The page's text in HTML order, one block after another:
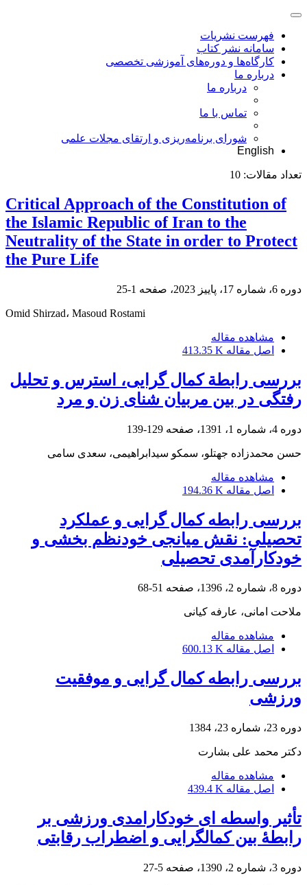
فهرست نشریات
سامانه نشر کتاب
کارگاه‌ها و دوره‌های آموزشی تخصصی
درباره ما
درباره ما
تماس با ما
شورای برنامه‌ریزی و ارتقای مجلات علمی
English
تعداد مقالات: 10
Critical Approach of the Constitution of
the Islamic Republic of Iran to the
Neutrality of the State in order to Protect
the Pure Life
دوره 6، شماره 17، پاییز 2023، صفحه 1-25
Omid Shirzad، Masoud Rostami
مشاهده مقاله
اصل مقاله 413.35 K
بررسی رابطة کمال گرایی، استرس و تحلیل
رفتگی در بین مربیان شنای زن و مرد
دوره 4، شماره 1، 1391، صفحه 129-139
حسن محمدزاده جهتلو، سمکو سیدابراهیمی، سعدی سامی
مشاهده مقاله
اصل مقاله 194.36 K
بررسی رابطه کمال گرایی و عملکرد
تحصیلی: نقش میانجی خودنظم بخشی و
خودکارآمدی تحصیلی
دوره 8، شماره 2، 1396، صفحه 51-68
ملاحت امانی، عارفه کیانی
مشاهده مقاله
اصل مقاله 600.13 K
بررسی رابطه کمال گرایی و موفقیت
ورزشی
دوره 23، شماره 23، 1384
دکتر محمد علی بشارت
مشاهده مقاله
اصل مقاله 439.4 K
تأثیر واسطه ای خودکارامدی ورزشی بر
رابطۀ بین کمالگرایی و اضطراب رقابتی
دوره 3، شماره 2، 1390، صفحه 5-27